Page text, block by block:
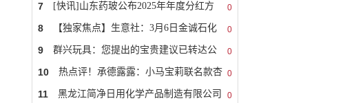
0
7 [快讯]山东药玻公布2025年年度分红方
0
8 【独家焦点】生意社：3月6日金诚石化
0
9 群兴玩具：您提出的宝贵建议已转达公
0
10 热点评！承德露露：小马宝莉联名款杏
0
11 黑龙江简净日用化学产品制造有限公司